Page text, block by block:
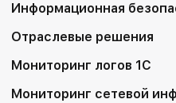
Информационная
Отраслевые решения
Мониторинг логов 1С
Мониторинг сетевой